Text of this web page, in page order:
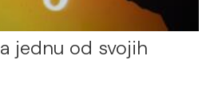
jednu od svojih